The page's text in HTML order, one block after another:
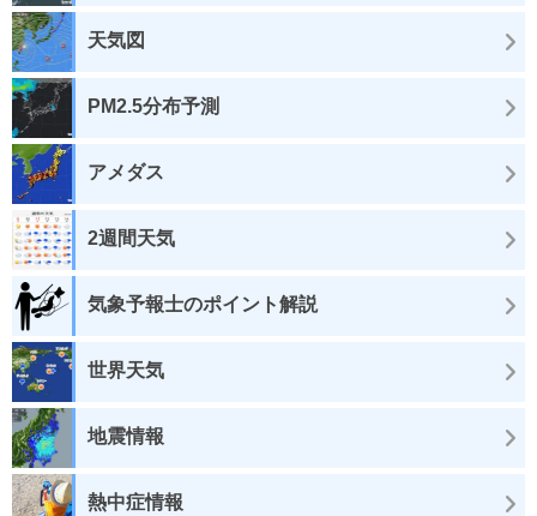
天気図
PM2.5分布予測
アメダス
2週間天気
気象予報士のポイント解説
世界天気
地震情報
熱中症情報